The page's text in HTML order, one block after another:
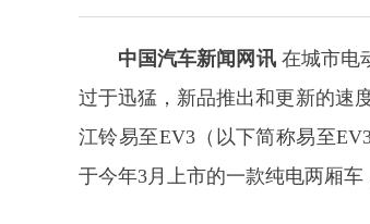
中国汽车新闻网讯在城市电
过于迅猛，新品推出和更新的速
江铃易至EV3（以下简称易至
于今年3月上市的一款纯电两厢车